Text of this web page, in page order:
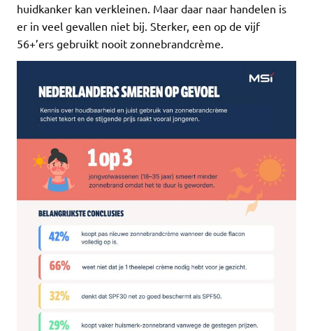
huidkanker kan verkleinen. Maar daar naar handelen is
er in veel gevallen niet bij. Sterker, een op de vijf
56+’ers gebruikt nooit zonnebrandcrème.